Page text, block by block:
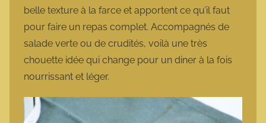
belle texture à la farce et apportent ce qu’il faut
pour faire un repas complet. Accompagnés de
salade verte ou de crudités, voilà une très
chouette idée qui change pour un diner à la fois
nourrissant et léger.